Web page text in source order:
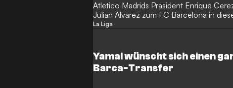
Atletico Madrids Präsident Enrique
Julian Alvarez zum FC Barcelona in
und sich dabei explizit an Barca-
La Liga
Yamal wünscht sich einen
Barca-Transfer